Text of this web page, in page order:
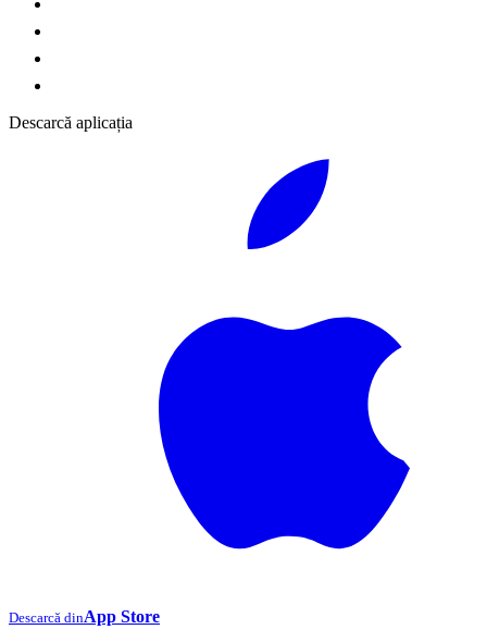
Descarcă aplicația
Descarcă dinApp Store